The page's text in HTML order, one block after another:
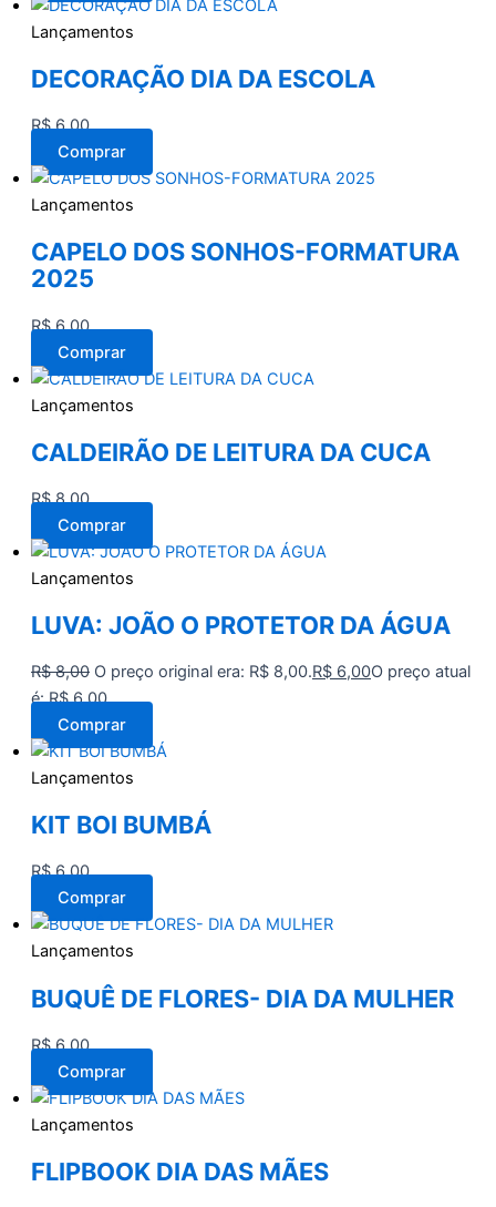
Lançamentos
DECORAÇÃO DIA DA ESCOLA
R$6,00
Comprar
Lançamentos
CAPELO DOS SONHOS-FORMATURA
2025
R$6,00
Comprar
Lançamentos
CALDEIRÃO DE LEITURA DA CUCA
R$8,00
Comprar
Lançamentos
LUVA: JOÃO O PROTETOR DA ÁGUA
R$8,00 O preço original era: R$ 8,00.R$ 6,00O preço atual
é: R$ 6,00.
Comprar
Lançamentos
KIT BOI BUMBÁ
R$6,00
Comprar
Lançamentos
BUQUÊ DE FLORES- DIA DA MULHER
R$6,00
Comprar
Lançamentos
FLIPBOOK DIA DAS MÃES